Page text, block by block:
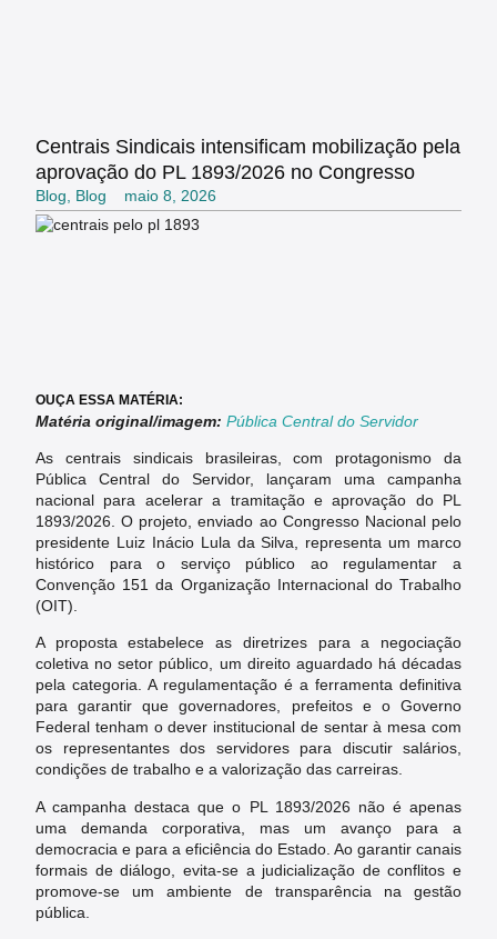
Centrais Sindicais intensificam mobilização pela
aprovação do PL 1893/2026 no Congresso
Blog Blog maio 8, 2026
OUÇA ESSA MATÉRIA:
Matéria original/imagem: Pública Central do Servidor
As centrais sindicais brasileiras, com protagonismo da
Pública Central do Servidor, lançaram uma campanha
nacional para acelerar a tramitação e aprovação do PL
1893/2026. O projeto, enviado ao Congresso Nacional pelo
presidente Luiz Inácio Lula da Silva, representa um marco
histórico para o serviço público ao regulamentar a
Convenção 151 da Organização Internacional do Trabalho
(OIT).
A proposta estabelece as diretrizes para a negociação
coletiva no setor público, um direito aguardado há décadas
pela categoria. A regulamentação é a ferramenta definitiva
para garantir que governadores, prefeitos e o Governo
Federal tenham o dever institucional de sentar à mesa com
os representantes dos servidores para discutir salários,
condições de trabalho e a valorização das carreiras.
A campanha destaca que o PL 1893/2026 não é apenas
uma demanda corporativa, mas um avanço para a
democracia e para a eficiência do Estado. Ao garantir canais
formais de diálogo, evita-se a judicialização de conflitos e
promove-se um ambiente de transparência na gestão
pública.